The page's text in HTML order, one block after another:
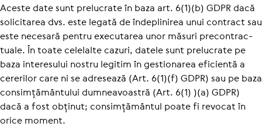
Aceste date sunt prelucrate în baza art. 6(1)(b) GDPR dacă
solicitarea dvs. este legată de îndeplinirea unui contract sau
este necesară pentru executarea unor măsuri precon­trac­
tuale. În toate celelalte cazuri, datele sunt prelucrate pe
baza interesului nostru legitim în gestionarea eficientă a
cererilor care ni se adresează (Art. 6(1)(f) GDPR) sau pe baza
consimțământului dumneavoastră (Art. 6(1) )(a) GDPR)
dacă a fost obținut; consimțământul poate fi revocat în
orice moment.